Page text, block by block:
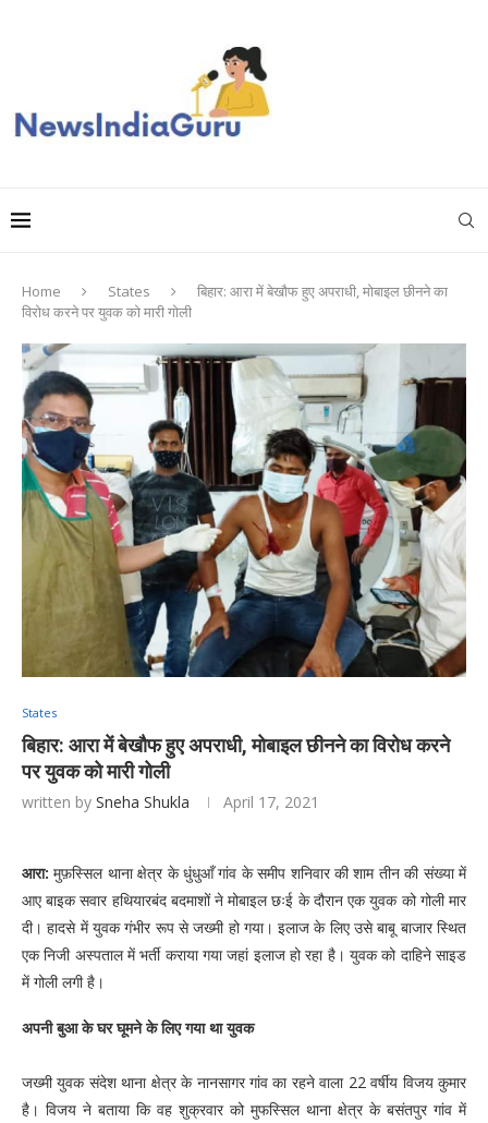
Home States
बिहार: आरा में बेखौफ हुए अपराधी, मोबाइल छीनने का
विरोध करने पर युवक को मारी गोली
States
बिहार: आरा में बेखौफ हुए अपराधी, मोबाइल छीनने का विरोध करने
पर युवक को मारी गोली
written by Sneha Shukla April 17, 2021
आरा: मुफ़स्सिल थाना क्षेत्र के धुंधुआँ गांव के समीप शनिवार की शाम तीन की संख्या में
आए बाइक सवार हथियारबंद बदमाशों ने मोबाइल छःई के दौरान एक युवक को गोली मार
दी। हादसे में युवक गंभीर रूप से जख्मी हो गया। इलाज के लिए उसे बाबू बाजार स्थित
एक निजी अस्पताल में भर्ती कराया गया जहां इलाज हो रहा है। युवक को दाहिने साइड
में गोली लगी है।
अपनी बुआ के घर घूमने के लिए गया था युवक
जख्मी युवक संदेश थाना क्षेत्र के नानसागर गांव का रहने वाला 22 वर्षीय विजय कुमार
है। विजय ने बताया कि वह शुक्रवार को मुफस्सिल थाना क्षेत्र के बसंतपुर गांव में